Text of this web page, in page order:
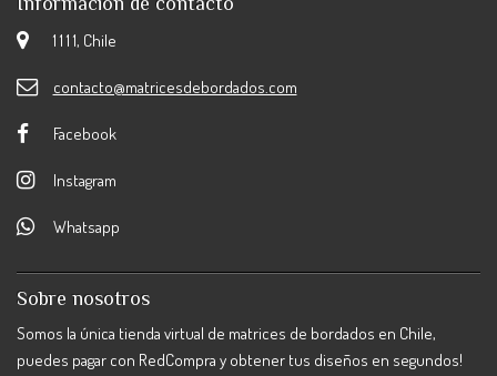
1 1 1 1, Chile
contacto@matricesdebordados.com
Facebook
Instagram
Whatsapp
Sobre nosotros
Somos la única tienda virtual de matrices de bordados en Chile,
puedes pagar con RedCompra y obtener tus diseños en segundos!